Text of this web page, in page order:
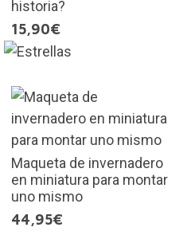
historia?
15,90€
Maqueta de invernadero
en miniatura para montar
uno mismo
44,95€